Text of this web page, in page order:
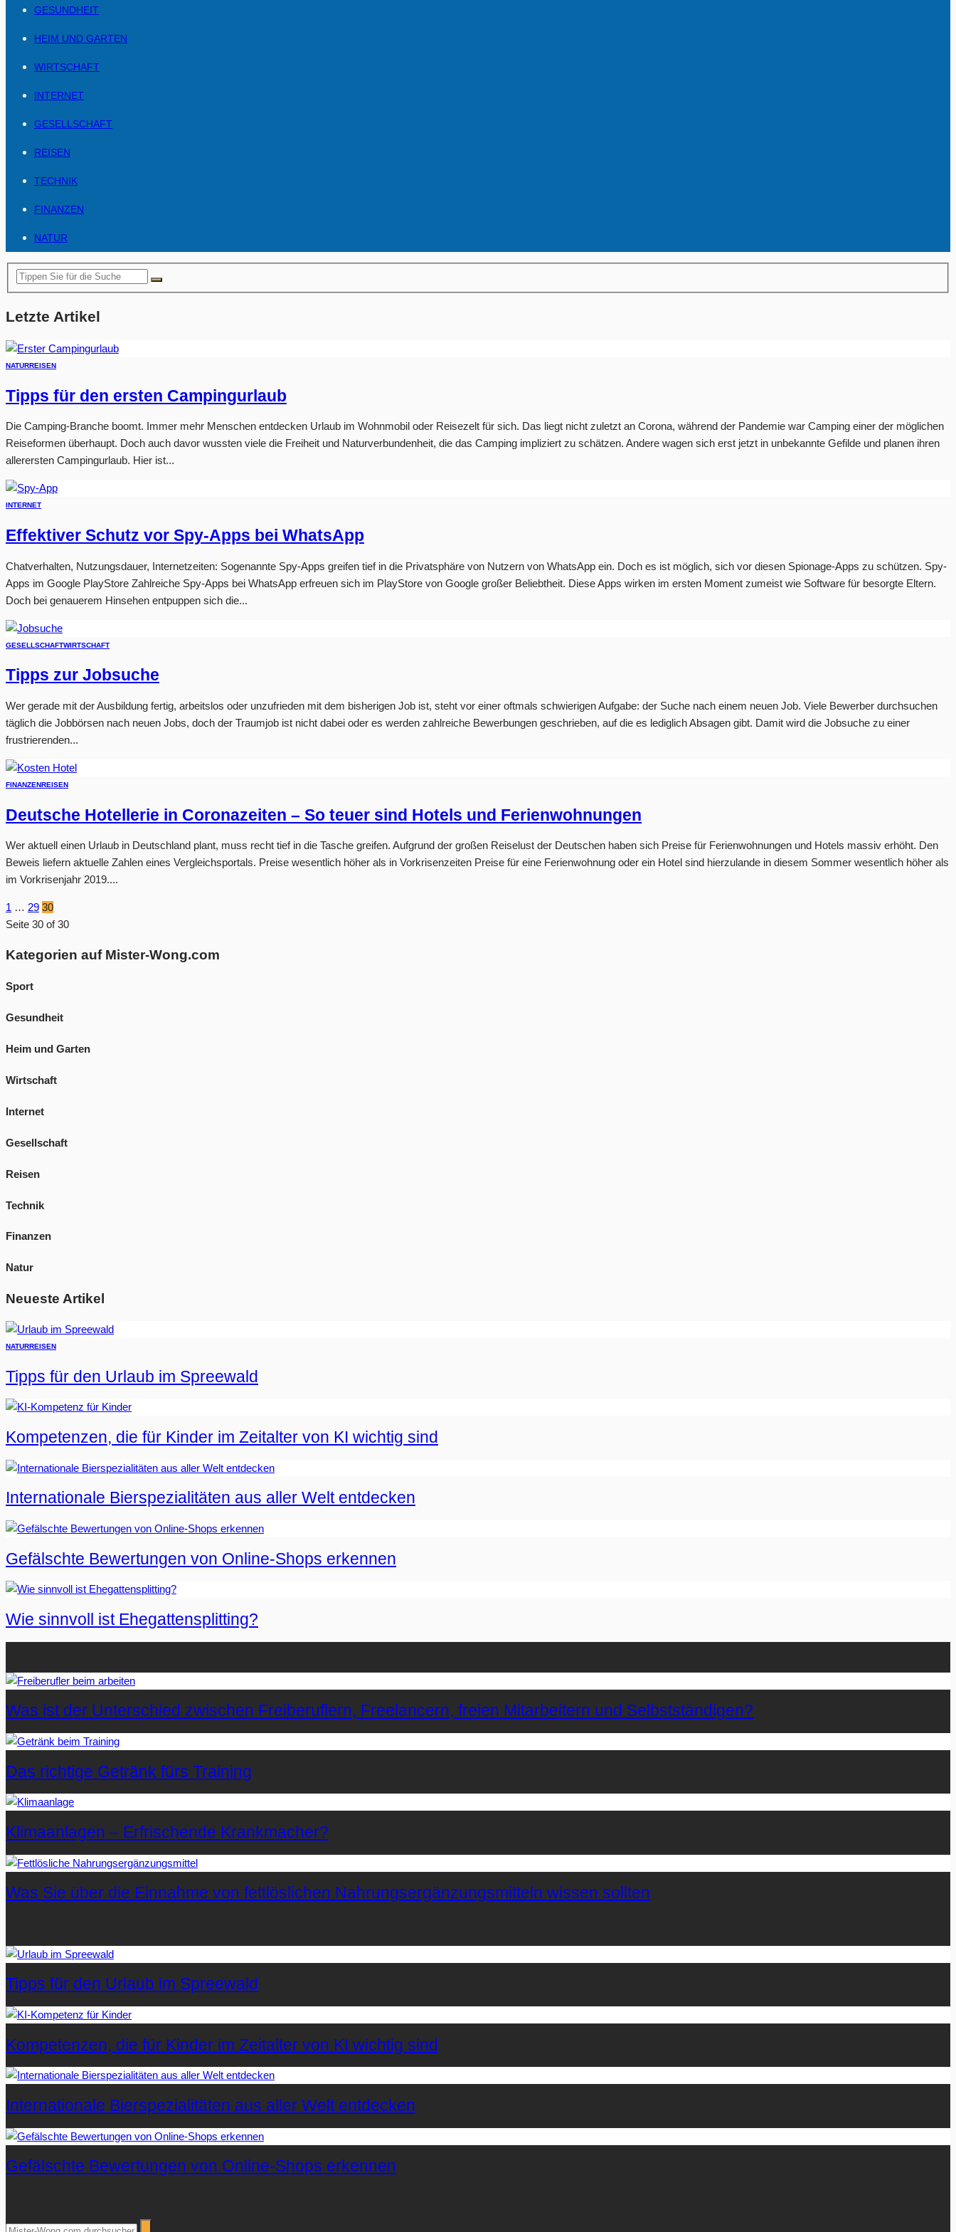
GESUNDHEIT
HEIM UND GARTEN
WIRTSCHAFT
INTERNET
GESELLSCHAFT
REISEN
TECHNIK
FINANZEN
NATUR
Letzte Artikel
NATURREISEN
Tipps für den ersten Campingurlaub
Die Camping-Branche boomt. Immer mehr Menschen entdecken Urlaub im Wohnmobil oder Reisezelt für sich. Das liegt nicht zuletzt an Corona, während der Pandemie war Camping einer der möglichen
Reiseformen überhaupt. Doch auch davor wussten viele die Freiheit und Naturverbundenheit, die das Camping impliziert zu schätzen. Andere wagen sich erst jetzt in unbekannte Gefilde und planen ihren
allerersten Campingurlaub. Hier ist...
INTERNET
Effektiver Schutz vor Spy-Apps bei WhatsApp
Chatverhalten, Nutzungsdauer, Internetzeiten: Sogenannte Spy-Apps greifen tief in die Privatsphäre von Nutzern von WhatsApp ein. Doch es ist möglich, sich vor diesen Spionage-Apps zu schützen. Spy-
Apps im Google PlayStore Zahlreiche Spy-Apps bei WhatsApp erfreuen sich im PlayStore von Google großer Beliebtheit. Diese Apps wirken im ersten Moment zumeist wie Software für besorgte Eltern.
Doch bei genauerem Hinsehen entpuppen sich die...
GESELLSCHAFTWIRTSCHAFT
Tipps zur Jobsuche
Wer gerade mit der Ausbildung fertig, arbeitslos oder unzufrieden mit dem bisherigen Job ist, steht vor einer oftmals schwierigen Aufgabe: der Suche nach einem neuen Job. Viele Bewerber durchsuchen
täglich die Jobbörsen nach neuen Jobs, doch der Traumjob ist nicht dabei oder es werden zahlreiche Bewerbungen geschrieben, auf die es lediglich Absagen gibt. Damit wird die Jobsuche zu einer
frustrierenden...
FINANZENREISEN
Deutsche Hotellerie in Coronazeiten – So teuer sind Hotels und Ferienwohnungen
Wer aktuell einen Urlaub in Deutschland plant, muss recht tief in die Tasche greifen. Aufgrund der großen Reiselust der Deutschen haben sich Preise für Ferienwohnungen und Hotels massiv erhöht. Den
Beweis liefern aktuelle Zahlen eines Vergleichsportals. Preise wesentlich höher als in Vorkrisenzeiten Preise für eine Ferienwohnung oder ein Hotel sind hierzulande in diesem Sommer wesentlich höher als
im Vorkrisenjahr 2019....
1 … 29 30
Seite 30 of 30
Kategorien auf Mister-Wong.com
Sport
Gesundheit
Heim und Garten
Wirtschaft
Internet
Gesellschaft
Reisen
Technik
Finanzen
Natur
Neueste Artikel
NATURREISEN
Tipps für den Urlaub im Spreewald
Kompetenzen, die für Kinder im Zeitalter von KI wichtig sind
Internationale Bierspezialitäten aus aller Welt entdecken
Gefälschte Bewertungen von Online-Shops erkennen
Wie sinnvoll ist Ehegattensplitting?
Was ist der Unterschied zwischen Freiberuflern, Freelancern, freien Mitarbeitern und Selbstständigen?
Das richtige Getränk fürs Training
Klimaanlagen – Erfrischende Krankmacher?
Was Sie über die Einnahme von fettlöslichen Nahrungsergänzungsmitteln wissen sollten
Tipps für den Urlaub im Spreewald
Kompetenzen, die für Kinder im Zeitalter von KI wichtig sind
Internationale Bierspezialitäten aus aller Welt entdecken
Gefälschte Bewertungen von Online-Shops erkennen